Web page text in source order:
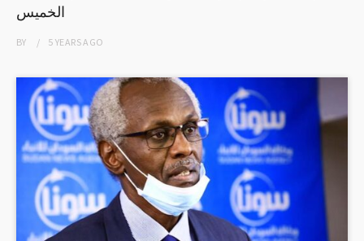
الخميس
BY 5 YEARSAGO